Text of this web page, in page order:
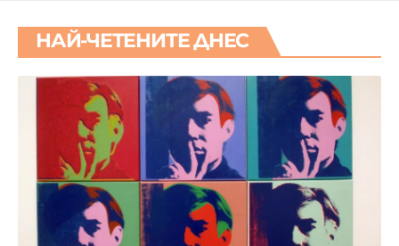
НАЙ-ЧЕТЕНИТЕ ДНЕС